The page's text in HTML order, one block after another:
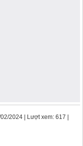
02/2024 | Lượt xem: 617